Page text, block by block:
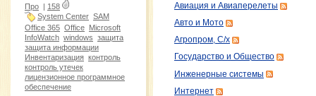
Про | 158
System Center SAM
Office 365 Office Microsoft
InfoWatch windows защита
защита информации
Инвентаризация контроль
контроль утечек
лицензионное программное
обеспечение
Авиация и Авиаперелеты
Авто и Мото
Агропром, С/х
Государство и Общество
Инженерные системы
Интернет